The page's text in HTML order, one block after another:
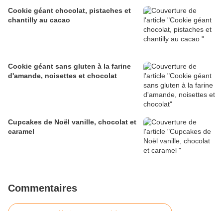
Cookie géant chocolat, pistaches et
chantilly au cacao
Cookie géant sans gluten à la farine
d'amande, noisettes et chocolat
Cupcakes de Noël vanille, chocolat et
caramel
Commentaires